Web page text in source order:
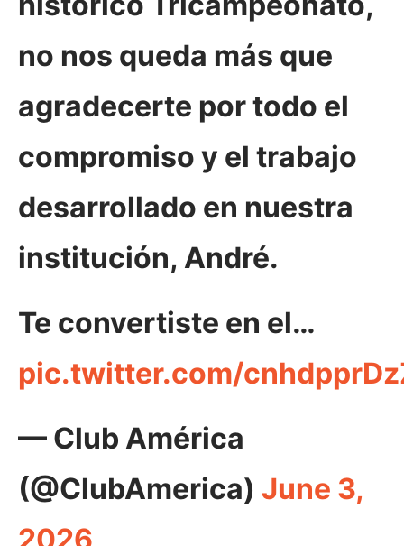
no nos queda más que
agradecerte por todo el
compromiso y el trabajo
desarrollado en nuestra
institución, André.
Te convertiste en el…
pic.twitter.com/
— Club América
(@ClubAmerica) June 3,